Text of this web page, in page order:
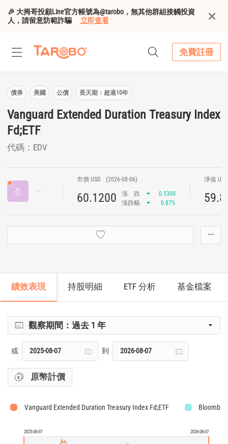
🎉 大拇哥投顧Line官方帳號為@tarobo，無其他群組接觸投資
人，請留意防範詐騙
立即查看
免費註冊
債券 美國 公債 長天期：超過10年
Vanguard Extended Duration Treasury Index
Fd;ETF
代碼：EDV
市價 USD (2026-08-06)
60.1200 漲 跌
0.5300
漲跌幅
0.87%
淨值
···
績效表現 持股明細 ETF 分析 基金檔案
觀察期間：過去 1 年
或 到
原幣計價
Vanguard Extended Duration Treasury Index Fd;ETF
2025-08-07 2026-08-07